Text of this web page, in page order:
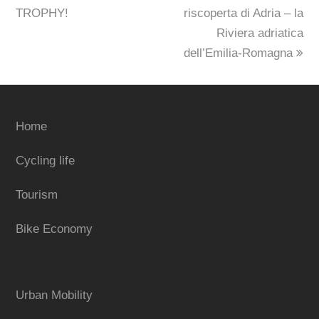
TROPHY!
riscoperta di Adria – la
Riviera adriatica
dell’Emilia-Romagna
Home
Cycling life
Tourism
Bike Economy
Urban Mobility